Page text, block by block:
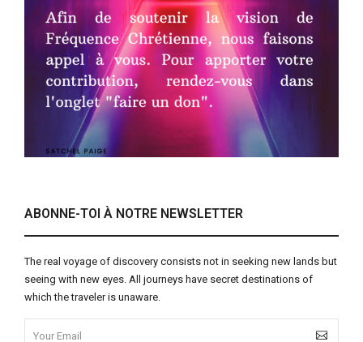
ABONNE-TOI À NOTRE NEWSLETTER
The real voyage of discovery consists not in seeking new lands but
seeing with new eyes. All journeys have secret destinations of
which the traveler is unaware.